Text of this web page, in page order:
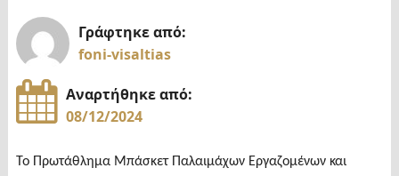
Γράφτηκε από:
foni-visaltias
Αναρτήθηκε από:
08/12/2024
Το Πρωτάθλημα Μπάσκετ Παλαιμάχων Εργαζομένων και